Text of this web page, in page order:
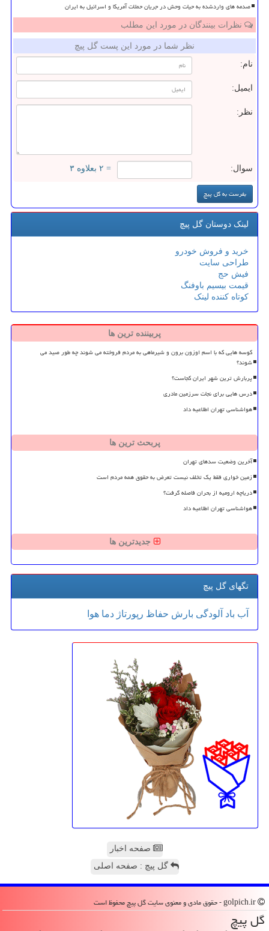
صدمه های واردشده به حیات وحش در جریان حملات آمریکا و اسرائیل به ایران
نظرات بینندگان در مورد این مطلب
نظر شما در مورد این پست گل پیچ
نام:
ایمیل:
نظر:
سوال: = ۲ بعلاوه ۳
لینک دوستان گل پیچ
خرید و فروش خودرو
طراحی سایت
فیش حج
قیمت بیسیم باوفنگ
کوتاه کننده لینک
پربیننده ترین ها
کوسه هایی که با اسم اوزون برون و شیرماهی به مردم فروخته می شوند چه طور صید می
شوند؟
پربارش ترین شهر ایران کجاست؟
درس هایی برای نجات سرزمین مادری
هواشناسی تهران اطلاعیه داد
پربحث ترین ها
آخرین وضعیت سدهای تهران
زمین خواری فقط یک تخلف نیست تعرض به حقوق همه مردم است
دریاچه ارومیه از بحران فاصله گرفت؟
هواشناسی تهران اطلاعیه داد
جدیدترین ها
تگهای گل پیچ
آب باد آلودگی بارش حفاظ رپورتاژ دما هوا
صفحه اخبار
گل پیچ : صفحه اصلی
گل پیچ